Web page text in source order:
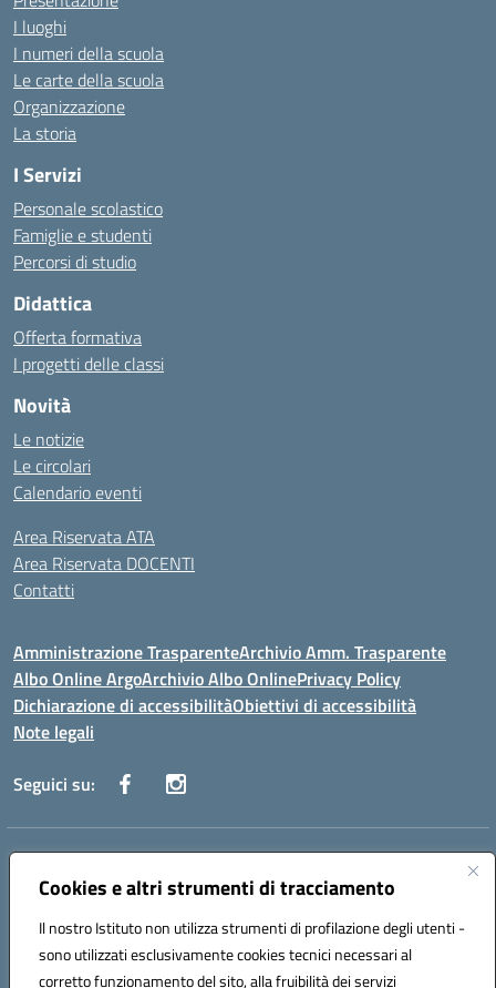
Cookies e altri strumenti di tracciamento
Il nostro Istituto non utilizza strumenti di profilazione degli utenti -
sono utilizzati esclusivamente cookies tecnici necessari al
corretto funzionamento del sito, alla fruibilità dei servizi
I luoghi
I numeri della scuola
Le carte della scuola
Organizzazione
La storia
I Servizi
Personale scolastico
Famiglie e studenti
Percorsi di studio
Didattica
Offerta formativa
I progetti delle classi
Novità
Le notizie
Le circolari
Calendario eventi
Area Riservata ATA
Area Riservata DOCENTI
Contatti
Amministrazione TrasparenteArchivio Amm. Trasparente
Albo Online ArgoArchivio Albo OnlinePrivacy Policy
Dichiarazione di accessibilitàObiettivi di accessibilità
Note legali
Seguici su:
Indirizzo:
Centralino:0823 742191 Email:CEIC8BC00Q@istruzione.it
Codice fiscale: 93117040613
Codice meccanografico:
CEIC8BC00Q